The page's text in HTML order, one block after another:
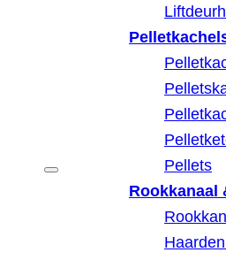
Pellets
Rookkanaal